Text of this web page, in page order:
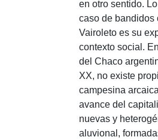
en otro sentido.
caso de bandidos
Vairoleto es su
contexto social.
del Chaco
XX, no existe
campesina
avance del
nuevas y
aluvional,